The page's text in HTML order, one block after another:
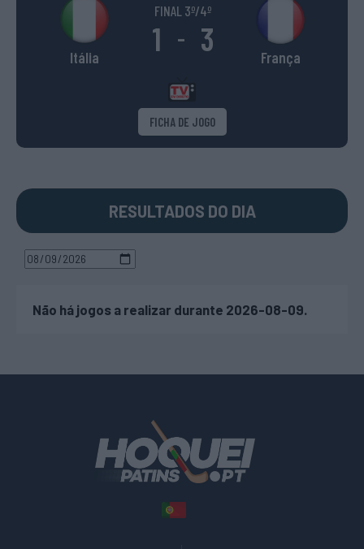
Itália
FINAL 3º/4º
1 - 3 França
FICHA DE JOGO
RESULTADOS DO DIA
Não há jogos a realizar durante 2026-08-09.